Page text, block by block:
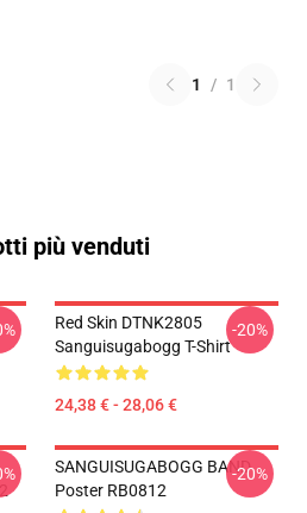
1 / 1
più venduti
Red Skin DTNK2805
Sanguisugabogg T-Shirt
24,38 € - 28,06 €
-20%
SANGUISUGABOGG BAND
Poster RB0812
-20%